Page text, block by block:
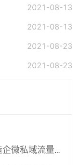
2021-08-13
2021-08-13
2021-08-23
2021-08-23
流量运营新模式